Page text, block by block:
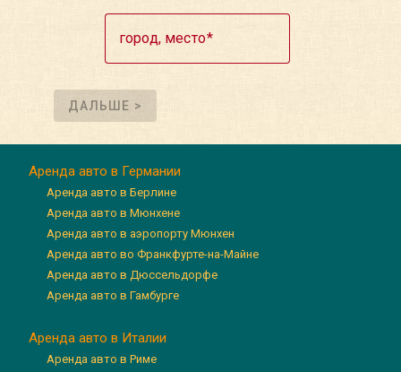
город, место
ДАЛЬШЕ >
Аренда авто в Германии
Аренда авто в Берлине
Аренда авто в Мюнхене
Аренда авто в аэропорту Мюнхен
Аренда авто во Франкфурте-на-Майне
Аренда авто в Дюссельдорфе
Аренда авто в Гамбурге
Аренда авто в Италии
Аренда авто в Риме